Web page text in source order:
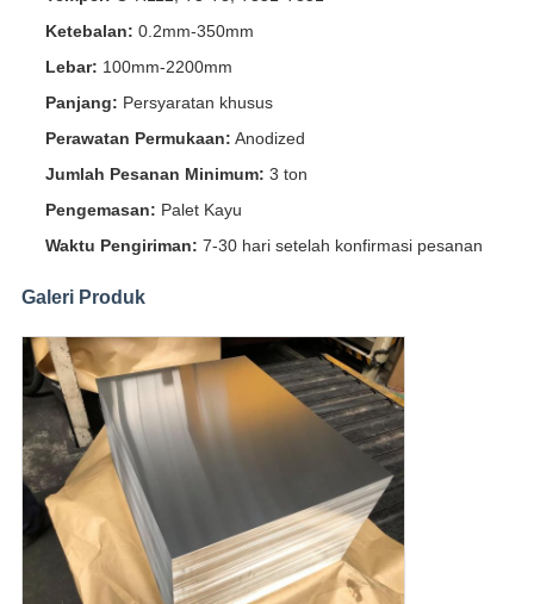
Ketebalan: 0.2mm-350mm
Lebar: 100mm-2200mm
Panjang: Persyaratan khusus
Perawatan Permukaan: Anodized
Jumlah Pesanan Minimum: 3 ton
Pengemasan: Palet Kayu
Waktu Pengiriman: 7-30 hari setelah konfirmasi pesanan
Galeri Produk